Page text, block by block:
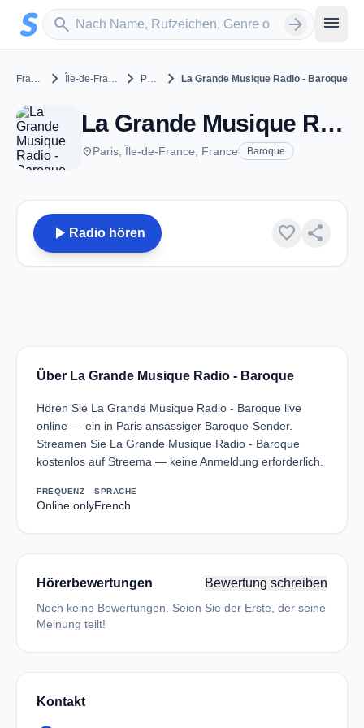
Zum Hauptinhalt springen
search
Sender suchen arrow_forward menu
France chevron_right Île-de-France chevron_right Paris chevron_right La Grande Musique Radio - Baroque
La Grande Musique Radio - Baroque - Paris
placeParis, Île-de-France, France Baroque
play_arrow Radio hören favorite share
Über La Grande Musique Radio - Baroque
Hören Sie La Grande Musique Radio - Baroque live
online — ein in Paris ansässiger Baroque-Sender.
Streamen Sie La Grande Musique Radio - Baroque
kostenlos auf Streema — keine Anmeldung erforderlich.
FREQUENZ
Online only
SPRACHE
French
Hörerbewertungen Bewertung schreiben
Noch keine Bewertungen. Seien Sie der Erste, der seine
Meinung teilt!
Kontakt